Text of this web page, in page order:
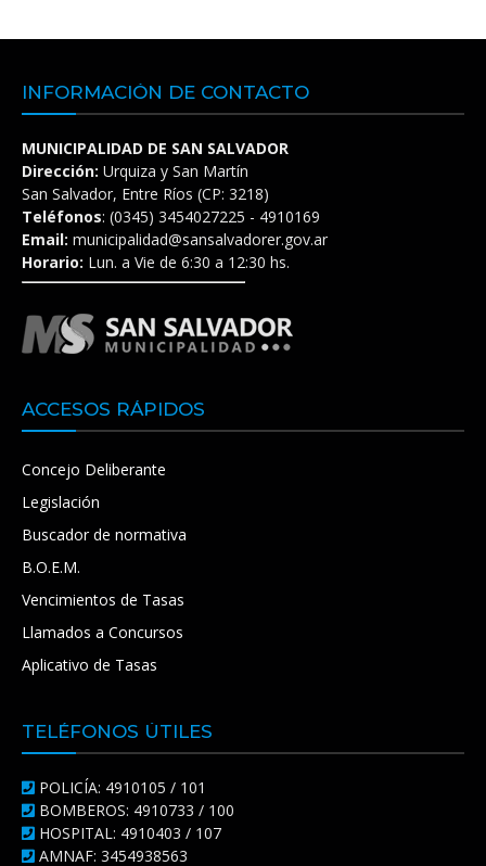
INFORMACIÓN DE CONTACTO
MUNICIPALIDAD DE SAN SALVADOR
Dirección: Urquiza y San Martín
San Salvador, Entre Ríos (CP: 3218)
Teléfonos: (0345) 3454027225 - 4910169
Email: municipalidad@sansalvadorer.gov.ar
Horario: Lun. a Vie de 6:30 a 12:30 hs.
ACCESOS RÁPIDOS
Concejo Deliberante
Legislación
Buscador de normativa
B.O.E.M.
Vencimientos de Tasas
Llamados a Concursos
Aplicativo de Tasas
TELÉFONOS ÚTILES
POLICÍA: 4910105 / 101
BOMBEROS: 4910733 / 100
HOSPITAL: 4910403 / 107
AMNAF: 3454938563